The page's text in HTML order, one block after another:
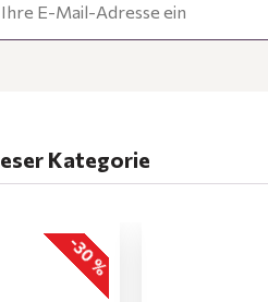
Kategorie
-30 %